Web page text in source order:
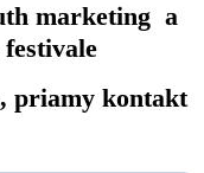
marketing a
priamy kontakt